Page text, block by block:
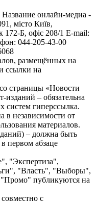
онлайн-медиа -
місто Київ,
Б, офіс 208/1 E-mail:
044-205-43-00
размещённых на
ссылки на
страницы «Новости
– обязательна
систем гиперссылка.
в независимости от
материалов.
– должна быть
первом абзаце
"Экспертиза",
"Власть", "Выборы",
публикуются на
с